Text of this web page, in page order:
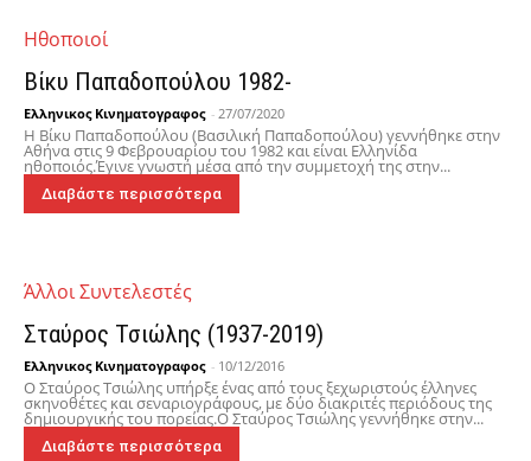
Hθοποιοί
Βίκυ Παπαδοπούλου 1982-
Ελληνικος Κινηματογραφος - 27/07/2020
Η Βίκυ Παπαδοπούλου (Βασιλική Παπαδοπούλου) γεννήθηκε στην
Αθήνα στις 9 Φεβρουαρίου του 1982 και είναι Ελληνίδα
ηθοποιός.Έγινε γνωστή μέσα από την συμμετοχή της στην...
Διαβάστε περισσότερα
Άλλοι Συντελεστές
Σταύρος Τσιώλης (1937-2019)
Ελληνικος Κινηματογραφος - 10/12/2016
Ο Σταύρος Τσιώλης υπήρξε ένας από τους ξεχωριστούς έλληνες
σκηνοθέτες και σεναριογράφους, με δύο διακριτές περιόδους της
δημιουργικής του πορείας.Ο Σταύρος Τσιώλης γεννήθηκε στην...
Διαβάστε περισσότερα